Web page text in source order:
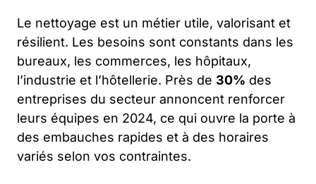
Le nettoyage est un métier utile, valorisant et
résilient. Les besoins sont constants dans les
bureaux, les commerces, les hôpitaux,
l’industrie et l’hôtellerie. Près de 30% des
entreprises du secteur annoncent renforcer
leurs équipes en 2024, ce qui ouvre la porte à
des embauches rapides et à des horaires
variés selon vos contraintes.